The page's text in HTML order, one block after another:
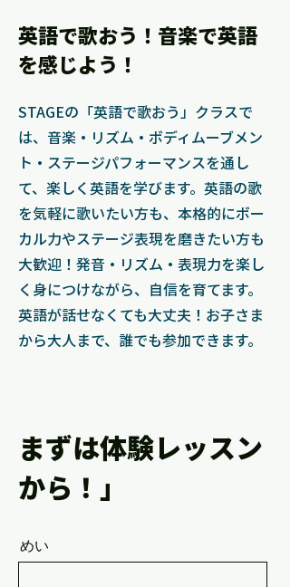
英語で歌おう！音楽で英語
を感じよう！
STAGEの「英語で歌おう」クラスで
は、音楽・リズム・ボディムーブメン
ト・ステージパフォーマンスを通し
て、楽しく英語を学びます。英語の歌
を気軽に歌いたい方も、本格的にボー
カル力やステージ表現を磨きたい方も
大歓迎！発音・リズム・表現力を楽し
く身につけながら、自信を育てます。
英語が話せなくても大丈夫！お子さま
から大人まで、誰でも参加できます。
まずは体験レッスン
から！」
めい